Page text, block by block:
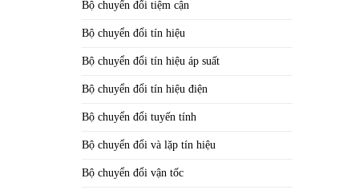
Bộ chuyển đổi tiệm cận
Bộ chuyển đổi tín hiệu
Bộ chuyển đổi tín hiệu áp suất
Bộ chuyển đổi tín hiệu điện
Bộ chuyển đổi tuyến tính
Bộ chuyển đổi và lặp tín hiệu
Bộ chuyển đổi vận tốc